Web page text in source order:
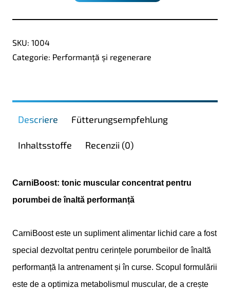
dauerhafte
Spitzenleistung
500ml
SKU: 1004
Categorie: Performanță și regenerare
Descriere Fütterungsempfehlung
Inhaltsstoffe Recenzii (0)
CarniBoost: tonic muscular concentrat pentru
porumbei de înaltă performanță
CarniBoost este un supliment alimentar lichid care a fost
special dezvoltat pentru cerințele porumbeilor de înaltă
performanță la antrenament și în curse. Scopul formulării
este de a optimiza metabolismul muscular, de a crește